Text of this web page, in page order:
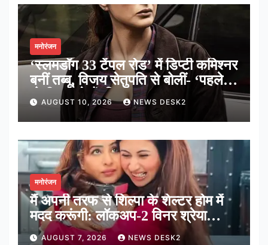
मनोरंजन
‘स्लमडॉग 33 टेंपल रोड’ में डिप्टी कमिश्नर
बनीं तब्बू, विजय सेतुपति से बोलीं- ‘पहले
गोली चलाते हैं, फिर बात’
AUGUST 10, 2026 NEWS DESK2
मनोरंजन
मैं अपनी तरफ से शिल्पा के शेल्टर होम में
मदद करूंगी: लॉकअप-2 विनर श्रेया
कालरा
AUGUST 7, 2026 NEWS DESK2